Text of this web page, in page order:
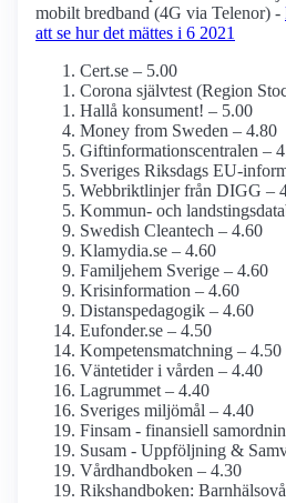
mobilt bredband (4G via Telenor) -
att se hur det mättes i 6 2021
Cert.se – 5.00
Corona självtest (Region
Hallå konsument! – 5.00
Money from Sweden – 4.80
Giftinformations­centralen –
Sveriges Riksdags EU-
Webbriktlinjer från DIGG –
Kommun- och
Swedish Cleantech – 4.60
Klamydia.se – 4.60
Familjehem Sverige – 4.60
Krisinformation – 4.60
Distanspedagogik – 4.60
Eufonder.se – 4.50
Kompetensmatchning – 4.50
Väntetider i vården – 4.40
Lagrummet – 4.40
Sveriges miljömål – 4.40
Finsam - finansiell
Susam - Uppföljning &
Vårdhandboken – 4.30
Rikshandboken: